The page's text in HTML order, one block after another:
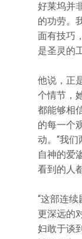
好莱坞并
的功劳。
面有技巧
是圣灵的
他说，正
个情节，
都能够相
的每一个
动。“我
自神的爱
看到的人
“这部连
更深远的
妇敢于谈